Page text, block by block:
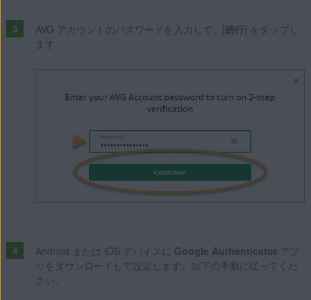
AVG アカウントのパスワードを入力して、[続行] をタップし
ます。
Android または iOS デバイスに Google Authenticatorアプ
リをダウンロードして設定します。以下の手順に従ってくだ
さい。